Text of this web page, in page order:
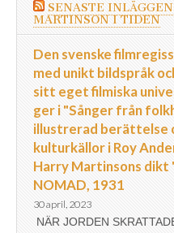
SENASTE
MARTINSON I TIDEN
Den svenske
med unikt bildspråk
sitt eget filmiska
ger i "Sånger från
illustrerad berättelse
kulturkällor i Roy
Harry Martinsons dikt
NOMAD, 1931
30 april, 2023
NÄR JORDEN